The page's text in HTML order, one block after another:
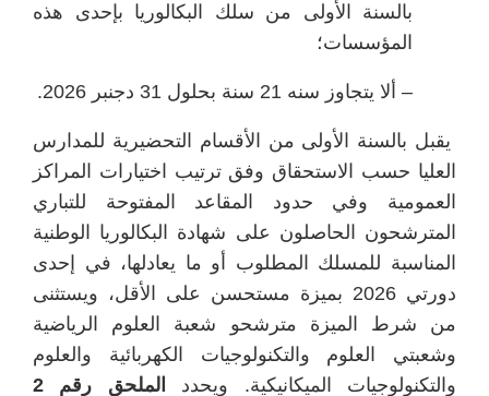
بالسنة الأولى من سلك البكالوريا بإحدى هذه
المؤسسات؛
– ألا يتجاوز سنه 21 سنة بحلول 31 دجنبر 2026.
يقبل بالسنة الأولى من الأقسام التحضيرية للمدارس
العليا حسب الاستحقاق وفق ترتيب اختيارات المراكز
العمومية وفي حدود المقاعد المفتوحة للتباري
المترشحون الحاصلون على شهادة البكالوريا الوطنية
المناسبة للمسلك المطلوب أو ما يعادلها، في إحدى
دورتي 2026 بميزة مستحسن على الأقل، ويستثنى
من شرط الميزة مترشحو شعبة العلوم الرياضية
وشعبتي العلوم والتكنولوجيات الكهربائية والعلوم
والتكنولوجيات الميكانيكية. ويحدد
الملحق رقم 2